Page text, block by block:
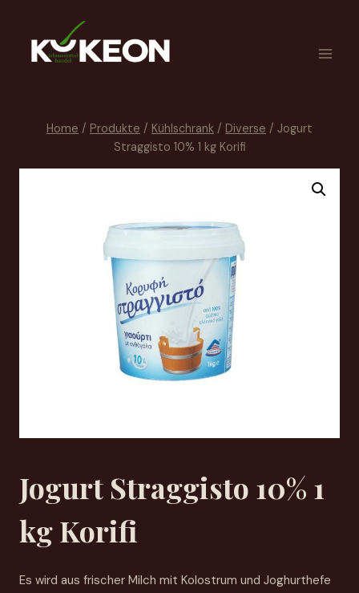
Home / Produkte / Kühlschrank / Diverse / Jogurt
Straggisto 10% 1 kg Korifi
Jogurt Straggisto 10% 1
kg Korifi
Es wird aus frischer Milch mit Kolostrum und Joghurthefe